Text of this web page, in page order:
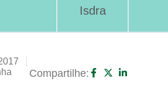
Isdra
Compartilhe: